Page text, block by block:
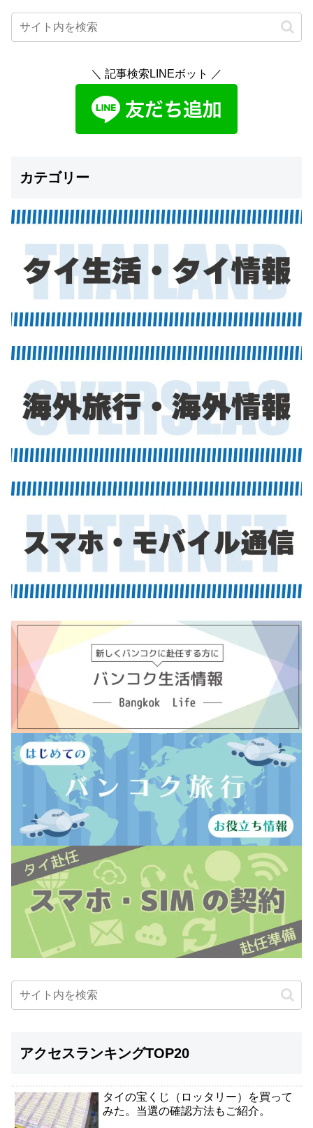
＼ 記事検索LINEボット ／
カテゴリー
アクセスランキングTOP20
タイの宝くじ（ロッタリー）を買って
みた。当選の確認方法もご紹介。